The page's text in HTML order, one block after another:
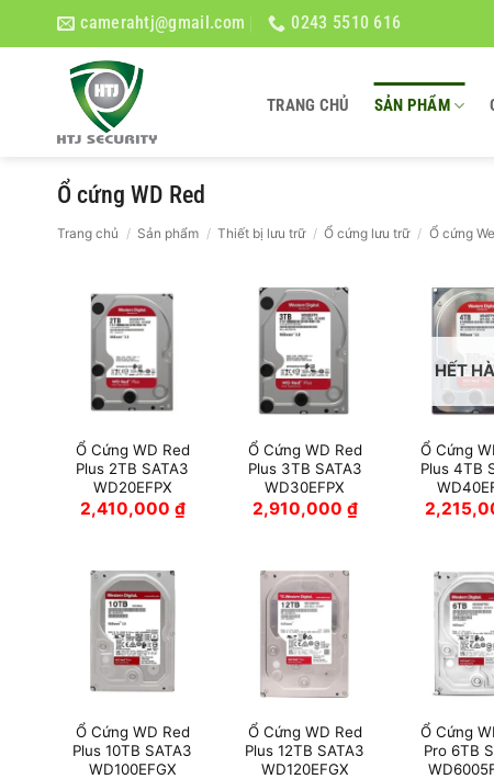
camerahtj@gmail.com 0243 5510 616
TRANG CHỦ SẢN PHẨM
Ổ cứng WD Red
Trang chủ / Sản phẩm / Thiết bị lưu trữ / Ổ cứng lưu trữ / Ổ cứng
Ổ Cứng WD Red
Plus 2TB SATA3
WD20EFPX
2,410,000 ₫
Ổ Cứng WD Red
Plus 3TB SATA3
WD30EFPX
2,910,000 ₫
HẾT
Ổ Cứng
Plus 4TB
Ổ Cứng WD Red
Plus 10TB SATA3
WD100EFGX
Ổ Cứng WD Red
Plus 12TB SATA3
WD120EFGX
Ổ Cứng
Pro 6TB